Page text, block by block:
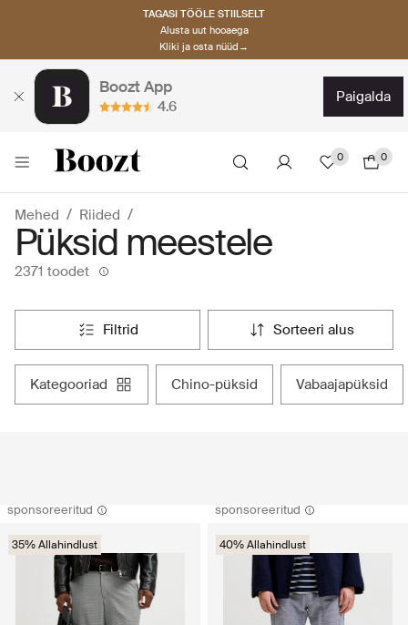
TAGASI TÖÖLE STIILSELT
Alusta uut hooaega
Kliki ja osta nüüd→
Boozt App
4.6
paigalda
0 0
Mehed Riided
Püksid meestele
2371 toodet
filtrid sorteeri alus
kategooriad chino-püksid vabaajapüksid
sponsoreeritud
35% Allahindlust
sponsoreeritud
40% Allahindlust